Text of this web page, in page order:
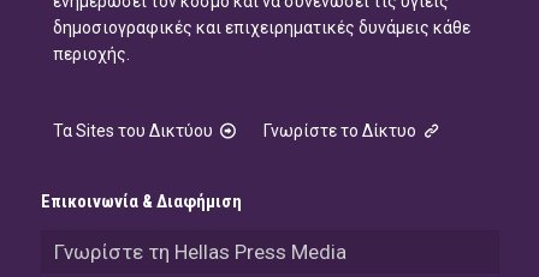
δημοσιογραφικές και επιχειρηματικές δυνάμεις κάθε
περιοχής.
Τα Sites του Δικτύου Γνωρίστε το Δίκτυο
Επικοινωνία & Διαφήμιση
Γνωρίστε τη Hellas Press Media